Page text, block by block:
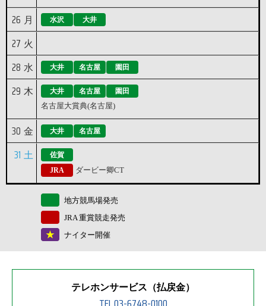
26 月 水沢 大井
27 火
28 水 大井 名古屋 園田
29 木 大井 名古屋 園田
名古屋大賞典(名古屋)
30 金 大井 名古屋
31 土
佐賀
JRA
ダービー卿CT
地方競馬場発売
JRA 重賞競走発売
ナイター開催
テレホンサービス（払戻金）